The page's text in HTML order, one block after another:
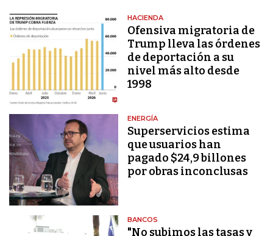
HACIENDA
Ofensiva migratoria de
Trump lleva las órdenes
de deportación a su
nivel más alto desde
1998
ENERGÍA
Superservicios estima
que usuarios han
pagado $24,9 billones
por obras inconclusas
BANCOS
"No subimos las tasas y